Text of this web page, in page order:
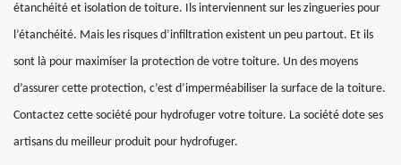
étanchéité et isolation de toiture. Ils interviennent sur les zingueries pour
l’étanchéité. Mais les risques d’infiltration existent un peu partout. Et ils
sont là pour maximiser la protection de votre toiture. Un des moyens
d’assurer cette protection, c’est d’imperméabiliser la surface de la toiture.
Contactez cette société pour hydrofuger votre toiture. La société dote ses
artisans du meilleur produit pour hydrofuger.